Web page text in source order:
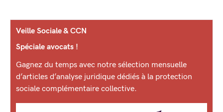
Veille Sociale & CCN
Spéciale avocats !
Gagnez du temps avec notre sélection mensuelle
d’articles d’analyse juridique dédiés à la protection
sociale complémentaire collective.